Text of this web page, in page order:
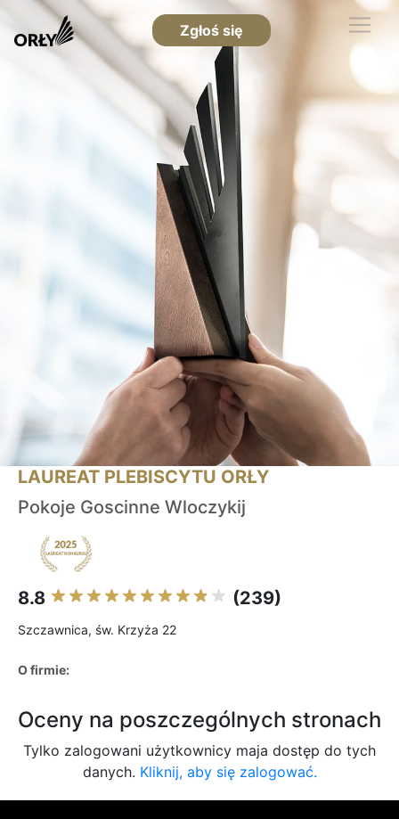
Zgłoś się
LAUREAT PLEBISCYTU ORŁY
Pokoje Goscinne Wloczykij
8.8 (239)
Szczawnica, św. Krzyża 22
O firmie:
Oceny na poszczególnych stronach
Tylko zalogowani użytkownicy maja dostęp do tych
danych. Kliknij, aby się zalogować.